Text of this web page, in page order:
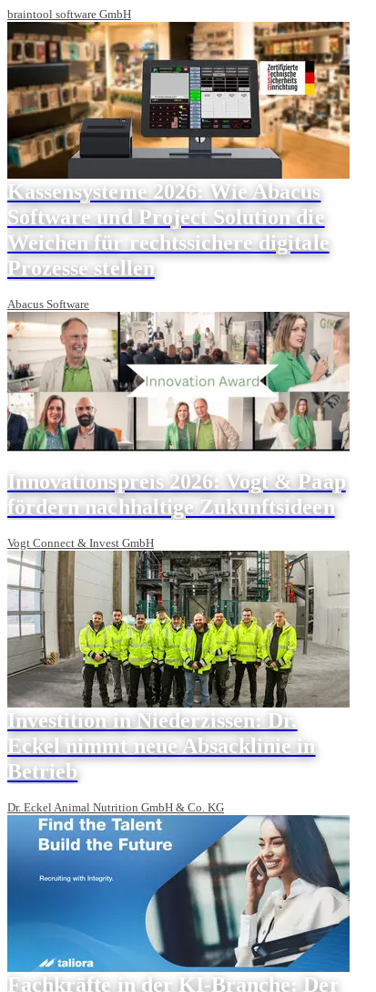
braintool software GmbH
Kassensysteme 2026: Wie Abacus
Software und Project Solution die
Weichen für rechtssichere digitale
Prozesse stellen
Abacus Software
Innovationspreis 2026: Vogt & Paap
fördern nachhaltige Zukunftsideen
Vogt Connect & Invest GmbH
Investition in Niederzissen: Dr.
Eckel nimmt neue Absacklinie in
Betrieb
Dr. Eckel Animal Nutrition GmbH & Co. KG
Fachkräfte in der KI-Branche: Der